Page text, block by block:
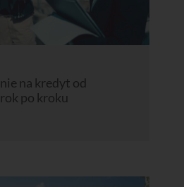
na kredyt od
po kroku